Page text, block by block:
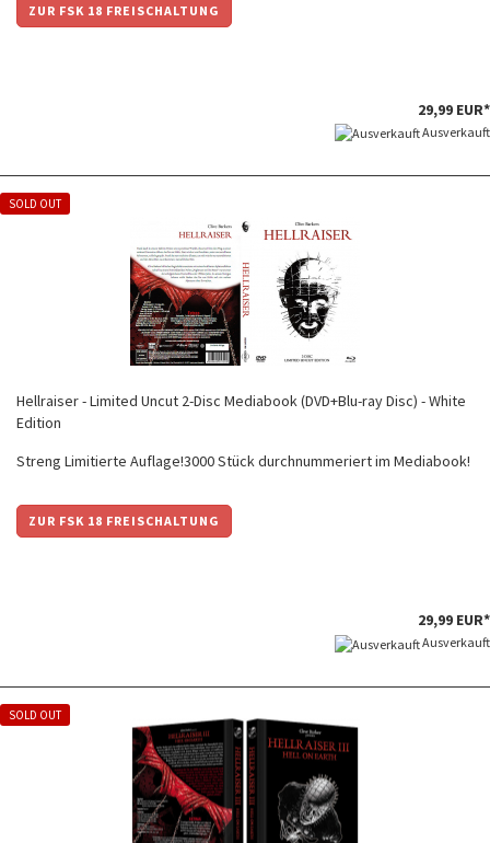
ZUR FSK 18 FREISCHALTUNG
29,99 EUR*
Ausverkauft
SOLD OUT
Hellraiser - Limited Uncut 2-Disc Mediabook (DVD+Blu-ray Disc) - White
Edition
Streng Limitierte Auflage!3000 Stück durchnummeriert im Mediabook!
ZUR FSK 18 FREISCHALTUNG
29,99 EUR*
Ausverkauft
SOLD OUT